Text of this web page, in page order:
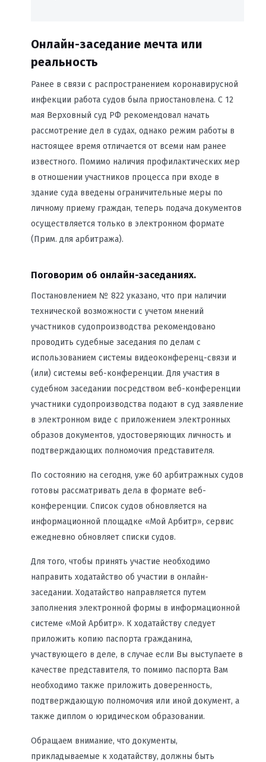
Онлайн-заседание мечта или
реальность
Ранее в связи с распространением коронавирусной
инфекции работа судов была приостановлена. С 12
мая Верховный суд РФ рекомендовал начать
рассмотрение дел в судах, однако режим работы в
настоящее время отличается от всеми нам ранее
известного. Помимо наличия профилактических мер
в отношении участников процесса при входе в
здание суда введены ограничительные меры по
личному приему граждан, теперь подача документов
осуществляется только в электронном формате
(Прим. для арбитража).
Поговорим об онлайн-заседаниях.
Постановлением № 822 указано, что при наличии
технической возможности с учетом мнений
участников судопроизводства рекомендовано
проводить судебные заседания по делам с
использованием системы видеоконференц-связи и
(или) системы веб-конференции. Для участия в
судебном заседании посредством веб-конференции
участники судопроизводства подают в суд заявление
в электронном виде с приложением электронных
образов документов, удостоверяющих личность и
подтверждающих полномочия представителя.
По состоянию на сегодня, уже 60 арбитражных судов
готовы рассматривать дела в формате веб-
конференции. Список судов обновляется на
информационной площадке «Мой Арбитр», сервис
ежедневно обновляет списки судов.
Для того, чтобы принять участие необходимо
направить ходатайство об участии в онлайн-
заседании. Ходатайство направляется путем
заполнения электронной формы в информационной
системе «Мой Арбитр». К ходатайству следует
приложить копию паспорта гражданина,
участвующего в деле, в случае если Вы выступаете в
качестве представителя, то помимо паспорта Вам
необходимо также приложить доверенность,
подтверждающую полномочия или иной документ, а
также диплом о юридическом образовании.
Обращаем внимание, что документы,
прикладываемые к ходатайству, должны быть